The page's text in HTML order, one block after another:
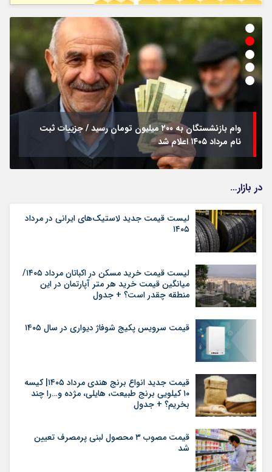
وام بازنشستگان به ۲۰۰ میلیون تومان رسید / جزییات ثبت
نام مرداد ۱۴۰۵ اعلام شد
در بازار…
لیست قیمت جدید لاستیک‌های ایرانی در مرداد
۱۴۰۵
لیست قیمت خرید مسکن در اکباتان مرداد ۱۴۰۵/
میانگین قیمت خرید هر متر آپارتمان در این
منطقه چقدر است؟ + جدول
قیمت سرویس پکیج شوفاژ دیواری در سال ۱۴۰۵
قیمت جدید انواع برنج هندی مرداد ۱۴۰۵| کیسه
۱۰ کیلویی برنج طبیعت، هایلی، مژده و…را چند
بخریم؟ + جدول
قیمت مصوب ۳ محصول لبنی پرمصرف تعیین
شد